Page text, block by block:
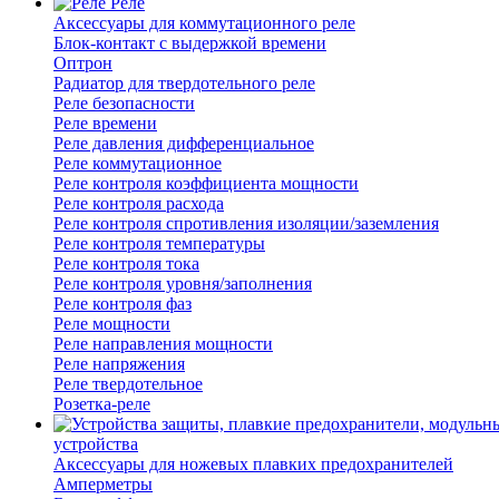
Аксессуары для коммутационного реле
Блок-контакт с выдержкой времени
Оптрон
Радиатор для твердотельного реле
Реле безопасности
Реле времени
Реле давления дифференциальное
Реле коммутационное
Реле контроля коэффициента мощности
Реле контроля расхода
Реле контроля спротивления изоляции/заземления
Реле контроля температуры
Реле контроля тока
Реле контроля уровня/заполнения
Реле контроля фаз
Реле мощности
Реле направления мощности
Реле напряжения
Реле твердотельное
Розетка-реле
устройства
Аксессуары для ножевых плавких предохранителей
Амперметры